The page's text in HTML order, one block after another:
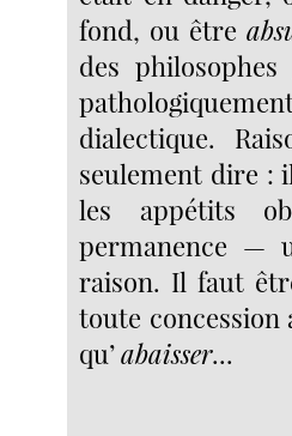
fond, ou être
des
dialectique.
seulement dire :
les appétits
permanence —
raison. Il faut
toute concession
qu’abaisser...